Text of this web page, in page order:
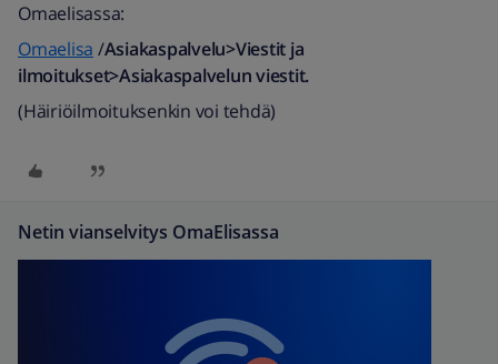
Omaelisassa:
Omaelisa /Asiakaspalvelu>Viestit ja
ilmoitukset>Asiakaspalvelun viestit.
(Häiriöilmoituksenkin voi tehdä)
Netin vianselvitys OmaElisassa